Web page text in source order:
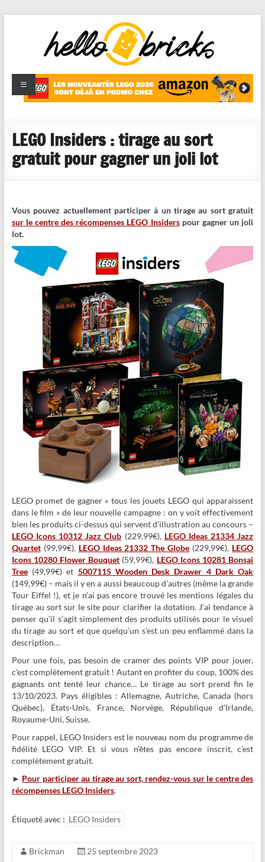
HelloBricks
Blog LEGO,
nouveaut�s
reviews
LEGO Insiders : tirage au sort
gratuit pour gagner un joli lot
Vous pouvez actuellement participer à un tirage au sort gratuit
sur le centre des récompenses LEGO Insiderspour gagner un joli
lot.
LEGO promet de gagner « tous les jouets LEGO qui apparaissent
dans le film » de leur nouvelle campagne : on y voit effectivement
bien les produits ci-dessus qui servent d’illustration au concours –
LEGO Icons 10312 Jazz Club (229,99€), LEGO Ideas 21334 Jazz
Quartet(99,99€), LEGO Ideas 21332 The Globe (229,99€), LEGO
Icons 10280 Flower Bouquet (59,99€), LEGO Icons 10281 Bonsai
Tree(49,99€) et 5007115 Wooden Desk Drawer 4 Dark Oak
(149,99€) – mais il y en a aussi beaucoup d’autres (même la grande
Tour Eiffel !), et je n’ai pas encore trouvé les mentions légales du
tirage au sort sur le site pour clarifier la dotation. J’ai tendance à
penser qu’il s’agit simplement des produits utilisés pour le visuel
du tirage au sort et que quelqu’un s’est un peu enflammé dans la
description…
Pour une fois, pas besoin de cramer des points VIP pour jouer,
c’est complètement gratuit ! Autant en profiter du coup, 100% des
gagnants ont tenté leur chance… Le tirage au sort prend fin le
13/10/2023. Pays éligibles : Allemagne, Autriche, Canada (hors
Québec), États-Unis, France, Norvège, République d’Irlande,
Royaume-Uni, Suisse.
Pour rappel, LEGO Insiders est le nouveau nom du programme de
fidélité LEGO VIP. Et si vous n’êtes pas encore inscrit, c’est
complètement gratuit.
► Pour participer au tirage au sort, rendez-vous sur le centre des
récompenses LEGO Insiders.
Étiqueté avec : LEGO Insiders
Brickman
25 septembre 2023